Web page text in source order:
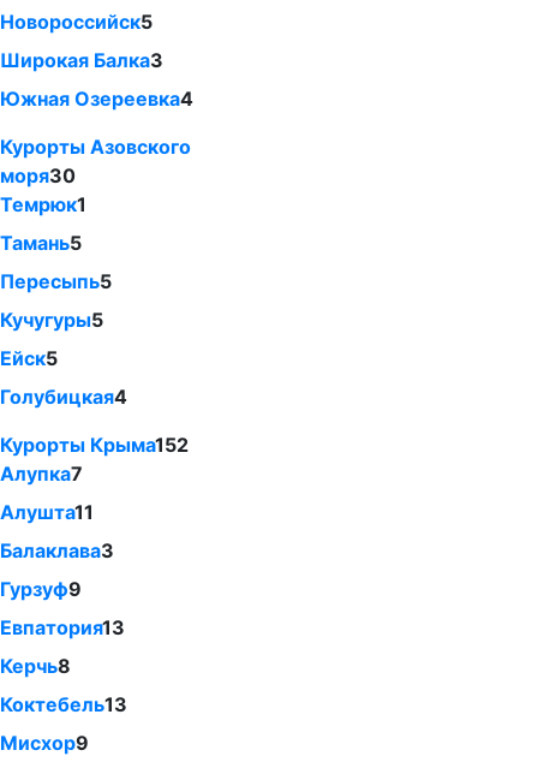
Новороссийск5
Широкая Балка3
Южная Озереевка4
Курорты Азовского
моря30
Темрюк1
Тамань5
Пересыпь5
Кучугуры5
Ейск5
Голубицкая4
Курорты Крыма152
Алупка7
Алушта11
Балаклава3
Гурзуф9
Евпатория13
Керчь8
Коктебель13
Мисхор9